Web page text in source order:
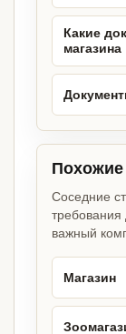
Какие
магазина
Соседние
требования
важный
Магазин